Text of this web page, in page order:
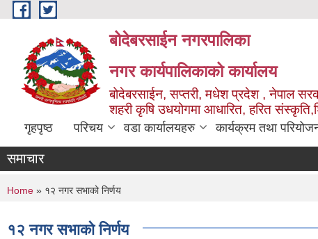
Skip to main content
बोदेबरसाईन नगरपालिका
नगर कार्यपालिकाको कार्यालय
बोदेबरसाईन, सप्तरी, मधेश प्रदेश , नेपाल
शहरी कृषि उधयोगमा आधारित, हरित
गृहपृष्ठ परिचय वडा कार्यालयहरु कार्यक्रम तथा
समाचार
You are here
Home » १२ नगर सभाको निर्णय
१२ नगर सभाको निर्णय